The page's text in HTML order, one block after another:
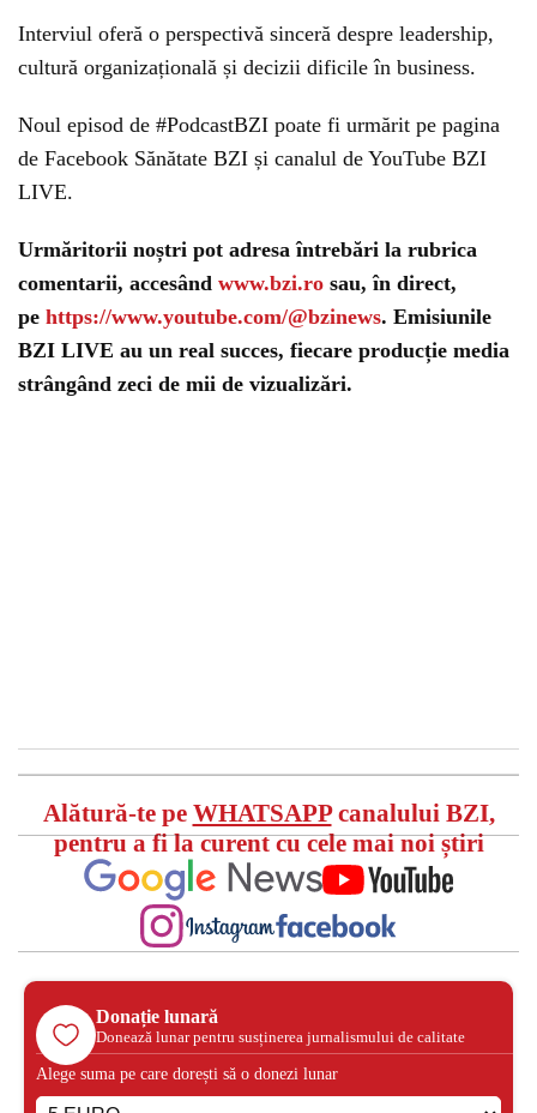
Interviul oferă o perspectivă sinceră despre leadership,
cultură organizațională și decizii dificile în business.
Noul episod de #PodcastBZI poate fi urmărit pe pagina
de Facebook Sănătate BZI și canalul de YouTube BZI
LIVE.
Urmăritorii noștri pot adresa întrebări la rubrica
comentarii, accesând www.bzi.ro sau, în direct,
pe https://www.youtube.com/@bzinews. Emisiunile
BZI LIVE au un real succes, fiecare producție media
strângând zeci de mii de vizualizări.
Alătură-te pe WHATSAPPcanalului BZI,
pentru a fi la curent cu cele mai noi știri
Donație lunară
Donează lunar pentru susținerea jurnalismului de calitate
Alege suma pe care dorești să o donezi lunar